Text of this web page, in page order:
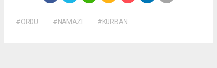
#ORDU #NAMAZI #KURBAN